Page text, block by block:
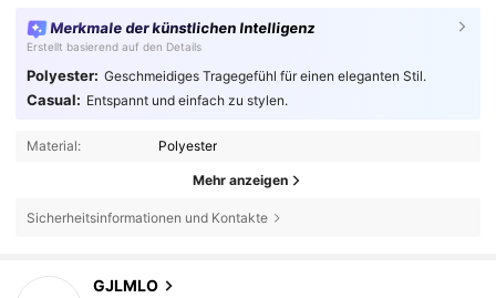
Merkmale der künstlichen Intelligenz
Erstellt basierend auf den Details
Polyester: Geschmeidiges Tragegefühl für einen eleganten Stil.
Casual: Entspannt und einfach zu stylen.
Material: Polyester
Mehr anzeigen
Sicherheitsinformationen und Kontakte
GJLMLO